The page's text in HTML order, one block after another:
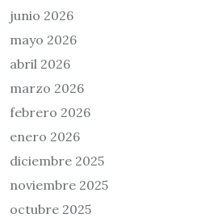
junio 2026
mayo 2026
abril 2026
marzo 2026
febrero 2026
enero 2026
diciembre 2025
noviembre 2025
octubre 2025